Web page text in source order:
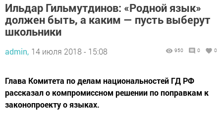
Ильдар Гильмутдинов: «Родной язык»
должен быть, а каким — пусть выберут
школьники
admin, 14 июля 2018 - 15:08 950 0 0
Глава Комитета по делам национальностей ГД РФ
рассказал о компромиссном решении по поправкам к
законопроекту о языках.